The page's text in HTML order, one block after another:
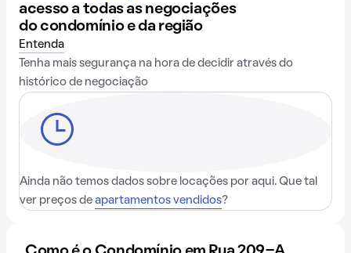
acesso a todas as negociações
do condomínio e da região
Entenda
Tenha mais segurança na hora de decidir através do
histórico de negociação
Ainda não temos dados sobre locações por aqui. Que tal
ver preços de apartamentos vendidos?